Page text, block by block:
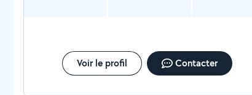
Voir le profil Contacter